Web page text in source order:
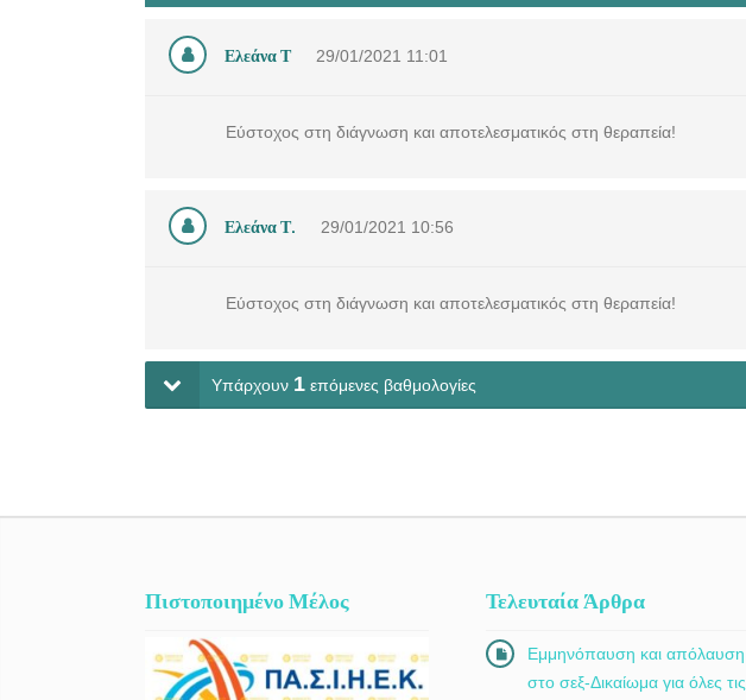
Ελεάνα Τ 29/01/2021 11:01
Εύστοχος στη διάγνωση και αποτελεσματικός στη θεραπεία!
Ελεάνα Τ. 29/01/2021 10:56
Εύστοχος στη διάγνωση και αποτελεσματικός στη θεραπεία!
Υπάρχουν 1 επόμενες βαθμολογίες
Πιστοποιημένο Μέλος Τελευταία Άρθρα
Εμμηνόπαυση και απόλαυση
στο σεξ-Δικαίωμα για όλες τις